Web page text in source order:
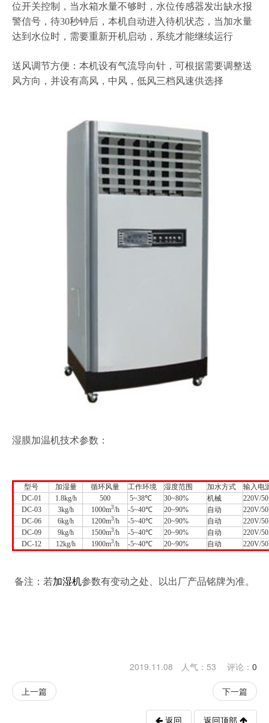
位开关控制，当水箱水量不够时，水位传感器发出缺水报
警信号，待30秒钟后，本机自动进入待机状态，当加水量
达到水位时，需要重新开机启动，系统才能继续运行
送风调节方便：本机设有气流导向针，可根据需要调整送
风方向，并设有高风，中风，低风三档风速供选择
湿膜加温机技术参数：
型号 加湿量 循环风量 工作环境 湿度范围 加水方式
输入电
DC-01
1.8kg/h 500 5~38℃ 30~80% 机械
220V/
DC-03
3kg/h 1000m3/h -5~40℃ 20~90% 自动
220V/
DC-06
6kg/h 1200m3/h -5~40℃ 20~90% 自动
220V/
DC-09
9kg/h 1500m3/h -5~40℃ 20~90% 自动
220V/
DC-12
12kg/h 1900m3/h -5~40℃ 20~90% 自动 220V/
备注：若加湿机参数有变动之处、以出厂产品铭牌为准。
2019.11.08 人气： 53 评论： 0
上一篇 下一篇
返回 返回顶部